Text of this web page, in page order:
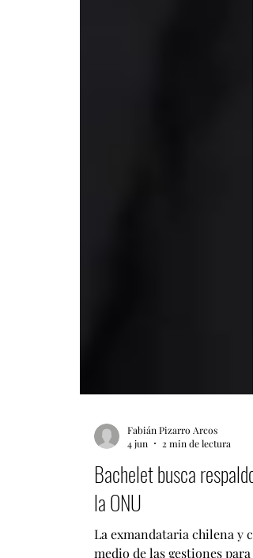
Fabián Pizarro Arcos
4 jun
2 min de lectura
Bachelet busca
la ONU